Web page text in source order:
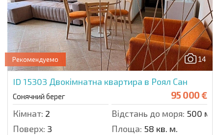
14
Рекомендуемо
ID 15303 Двокімнатна квартира в Роял Сан
Сонячний берег 95 000 €
Кімнат: 2 Відстань до моря: 500 м.
Поверх: 3 Площа: 58 кв. м.